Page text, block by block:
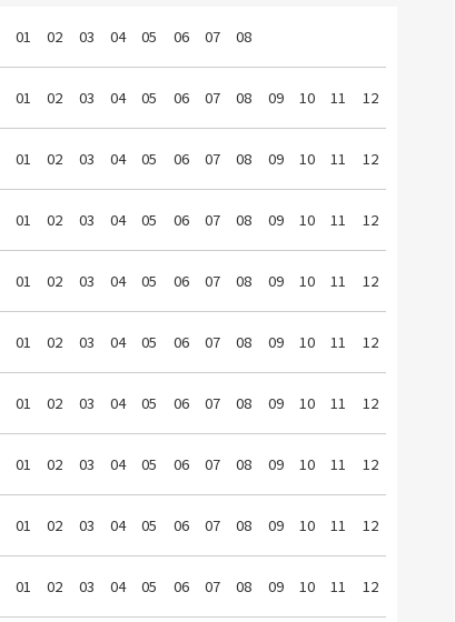
01 02 03 04 05 06 07 08
01 02 03 04 05 06 07 08 09 10 11 12
01 02 03 04 05 06 07 08 09 10 11 12
01 02 03 04 05 06 07 08 09 10 11 12
01 02 03 04 05 06 07 08 09 10 11 12
01 02 03 04 05 06 07 08 09 10 11 12
01 02 03 04 05 06 07 08 09 10 11 12
01 02 03 04 05 06 07 08 09 10 11 12
01 02 03 04 05 06 07 08 09 10 11 12
01 02 03 04 05 06 07 08 09 10 11 12